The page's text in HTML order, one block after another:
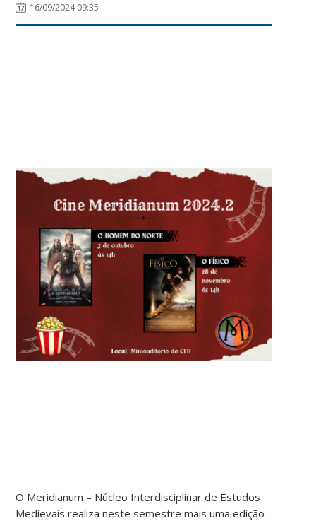
16/09/2024 09:35
O Meridianum – Núcleo Interdisciplinar de Estudos
Medievais realiza neste semestre mais uma edição